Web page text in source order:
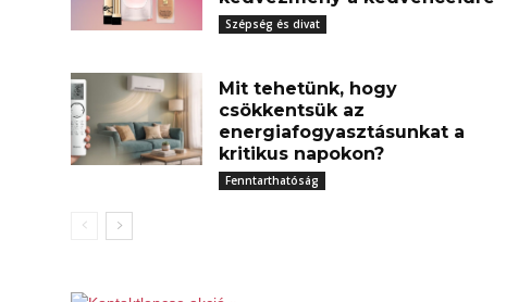
Szépség és divat
Mit tehetünk, hogy
csökkentsük az
energiafogyasztásunkat a
kritikus napokon?
Fenntarthatóság